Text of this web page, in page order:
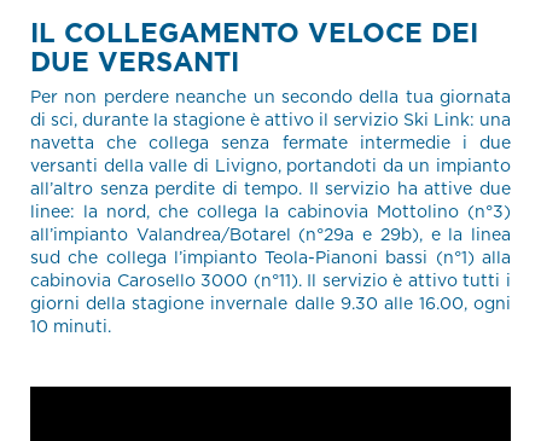
IL COLLEGAMENTO VELOCE DEI
DUE VERSANTI
Per non perdere neanche un secondo della tua giornata
di sci, durante la stagione è attivo il servizio Ski Link: una
navetta che collega senza fermate intermedie i due
versanti della valle di Livigno, portandoti da un impianto
all’altro senza perdite di tempo. Il servizio ha attive due
linee: la nord, che collega la cabinovia Mottolino (n°3)
all’impianto Valandrea/Botarel (n°29a e 29b), e la linea
sud che collega l’impianto Teola-Pianoni bassi (n°1) alla
cabinovia Carosello 3000 (n°11). Il servizio è attivo tutti i
giorni della stagione invernale dalle 9.30 alle 16.00, ogni
10 minuti.